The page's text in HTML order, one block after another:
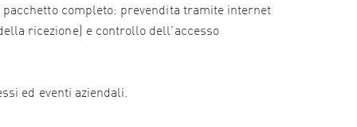
completo: prevendita tramite internet
ricezione) e controllo dell'accesso
ed eventi aziendali.